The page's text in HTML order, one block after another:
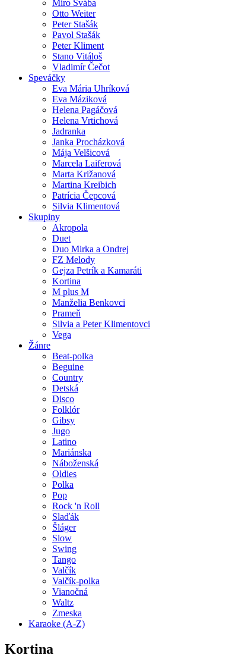
Miro Švába
Otto Weiter
Peter Stašák
Pavol Stašák
Peter Kliment
Stano Vitáloš
Vladimír Čečot
Speváčky
Eva Mária Uhríková
Eva Máziková
Helena Pagáčová
Helena Vrtichová
Jadranka
Janka Procházková
Mája Velšicová
Marcela Laiferová
Marta Križanová
Martina Kreibich
Patrícia Čepcová
Silvia Klimentová
Skupiny
Akropola
Duet
Duo Mirka a Ondrej
FZ Melody
Gejza Petrík a Kamaráti
Kortina
M plus M
Manželia Benkovci
Prameň
Silvia a Peter Klimentovci
Vega
Žánre
Beat-polka
Beguine
Country
Detská
Disco
Folklór
Gibsy
Jugo
Latino
Mariánska
Náboženská
Oldies
Polka
Pop
Rock 'n Roll
Slaďák
Šláger
Slow
Swing
Tango
Valčík
Valčík-polka
Vianočná
Waltz
Zmeska
Karaoke (A-Z)
Kortina